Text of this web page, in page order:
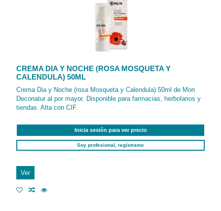
CREMA DIA Y NOCHE (ROSA MOSQUETA Y
CALENDULA) 50ML
Crema Dia y Noche (rosa Mosqueta y Calendula) 50ml de Mon
Deconatur al por mayor. Disponible para farmacias, herbolarios y
tiendas. Alta con CIF.
Inicia sesión para ver precio
Soy profesional, regístrame
Ver